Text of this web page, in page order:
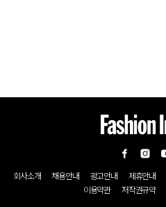
회사소개 채용안내 광고안내 제휴안내
이용약관
저작권규약